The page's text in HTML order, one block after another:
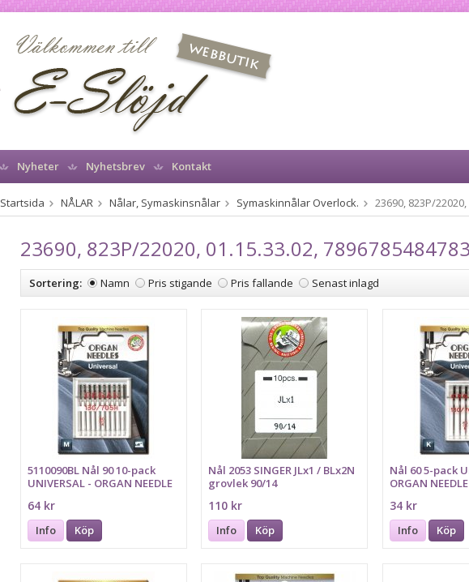
Nyheter Nyhetsbrev Kontakt
Startsida NÅLAR Nålar, Symaskinsnålar Symaskinnålar Overlock. 23690, 823P/
23690, 823P/22020, 01.15.33.02,
Sortering: Namn Pris stigande Pris fallande Senast inlagd
5110090BL Nål 90 10-pack
UNIVERSAL - ORGAN NEEDLE
64 kr
Info Köp
Nål 2053 SINGER JLx1 / BLx2N
grovlek 90/14
110 kr
Info Köp
Nål 60 5-pack
ORGAN NEEDLE
34 kr
Info Köp